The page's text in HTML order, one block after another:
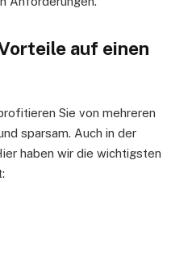
auf einen
Sie von mehreren
sparsam. Auch in der
haben wir die wichtigsten